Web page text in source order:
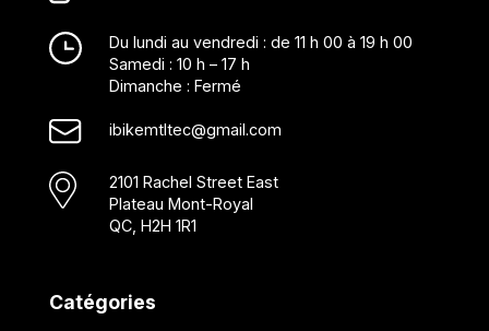
Du lundi au vendredi : de 11 h 00 à 19 h 00
Samedi : 10 h – 17 h
Dimanche : Fermé
ibikemtltec@gmail.com
2101 Rachel Street East
Plateau Mont-Royal
QC, H2H 1R1
Catégories